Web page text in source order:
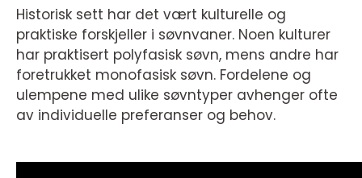
Historisk sett har det vært kulturelle og
praktiske forskjeller i søvnvaner. Noen kulturer
har praktisert polyfasisk søvn, mens andre har
foretrukket monofasisk søvn. Fordelene og
ulempene med ulike søvntyper avhenger ofte
av individuelle preferanser og behov.